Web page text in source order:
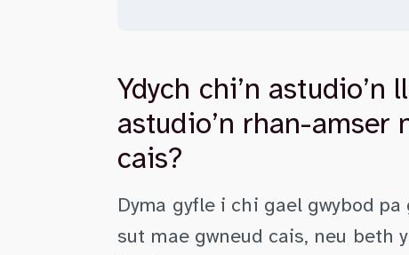
Ydych chi’n astudio’n
astudio’n rhan-amser
cais?
Dyma gyfle i chi gael gwybod
sut mae gwneud cais, neu beth